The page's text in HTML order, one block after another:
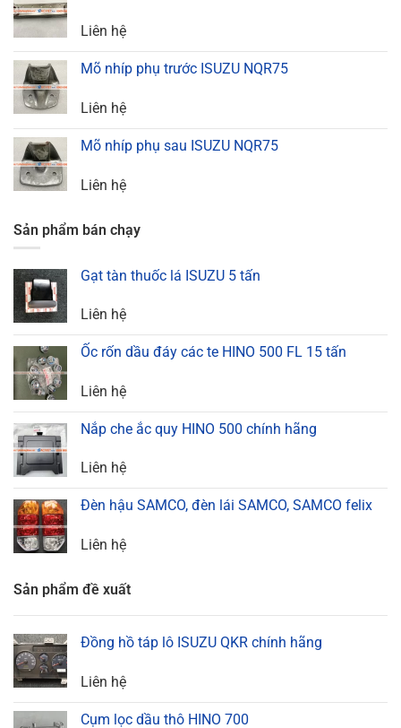
Liên hệ
Mõ nhíp phụ trước ISUZU NQR75
Liên hệ
Mõ nhíp phụ sau ISUZU NQR75
Liên hệ
Sản phẩm bán chạy
Gạt tàn thuốc lá ISUZU 5 tấn
Liên hệ
Ốc rốn dầu đáy các te HINO 500 FL 15 tấn
Liên hệ
Nắp che ắc quy HINO 500 chính hãng
Liên hệ
Đèn hậu SAMCO, đèn lái SAMCO, SAMCO felix
Liên hệ
Sản phẩm đề xuất
Đồng hồ táp lô ISUZU QKR chính hãng
Liên hệ
Cụm lọc dầu thô HINO 700